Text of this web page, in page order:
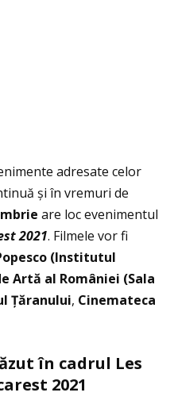
adresate celor
și în vremuri de
are loc evenimentul
2021. Filmele vor fi
(Institutul
Artă al României (Sala
Ţăranului, Cinemateca
zutîn cadrul Les
2021